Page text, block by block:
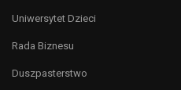
Uniwersytet Dzieci
Rada Biznesu
Duszpasterstwo